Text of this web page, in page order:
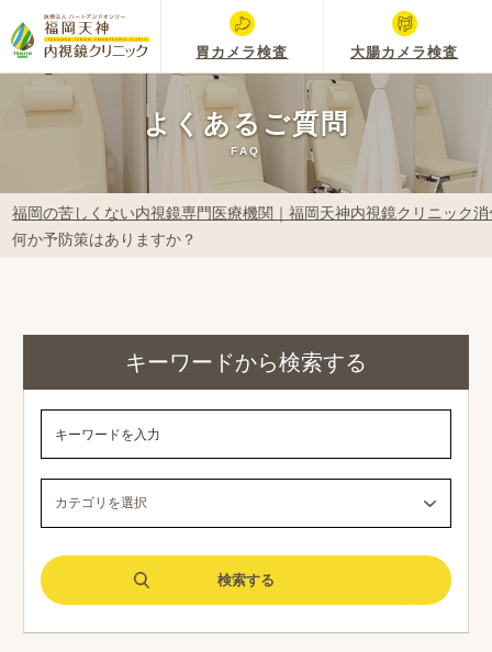
胃カメラ検査 大腸カメラ検査
よくあるご質問
FAQ
福岡の苦しくない内視鏡専門医療機関｜福岡天神内視鏡クリニック
何か予防策はありますか？
キーワードから検索する